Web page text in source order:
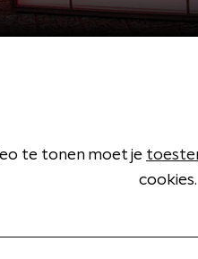
te tonen moet je
cookies.